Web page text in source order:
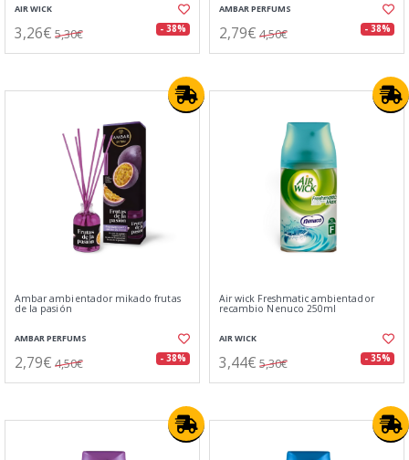
AIR WICK
3,26€ 5,30€ - 38%
AMBAR PERFUMS
2,79€ 4,50€ - 38%
Ambar ambientador mikado frutas
de la pasión
AMBAR PERFUMS
2,79€ 4,50€ - 38%
Air wick Freshmatic ambientador
recambio Nenuco 250ml
AIR WICK
3,44€ 5,30€ - 35%